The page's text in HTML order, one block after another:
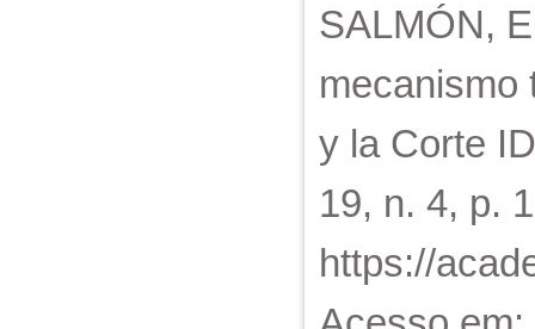
SALMÓN,
mecanismo
y la Corte
19, n. 4, p.
https://